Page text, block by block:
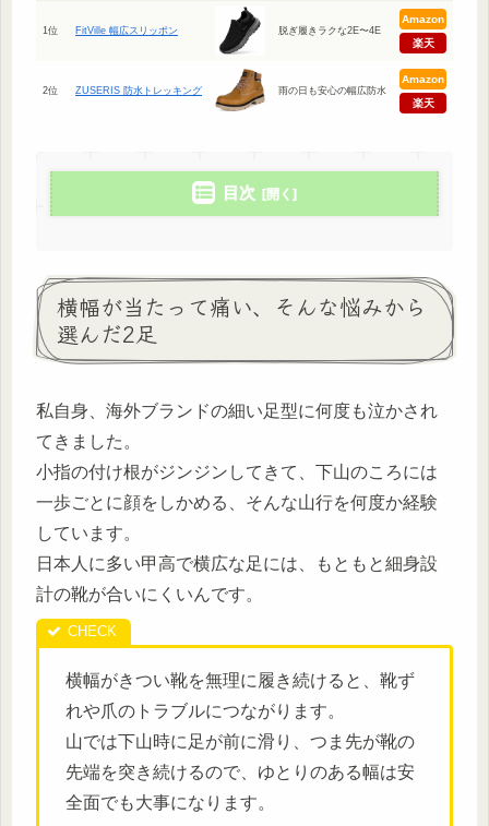
1位 FitVille 幅広スリッポン 脱ぎ履きラクな2E〜4E
Amazon
楽天
2位 ZUSERIS 防水トレッキング 雨の日も安心の幅広防水
Amazon
楽天
目次
横幅が当たって痛い、そんな悩みから
選んだ2足
私自身、海外ブランドの細い足型に何度も泣かされ
てきました。
小指の付け根がジンジンしてきて、下山のころには
一歩ごとに顔をしかめる、そんな山行を何度か経験
しています。
日本人に多い甲高で横広な足には、もともと細身設
計の靴が合いにくいんです。
横幅がきつい靴を無理に履き続けると、靴ず
れや爪のトラブルにつながります。
山では下山時に足が前に滑り、つま先が靴の
先端を突き続けるので、ゆとりのある幅は安
全面でも大事になります。